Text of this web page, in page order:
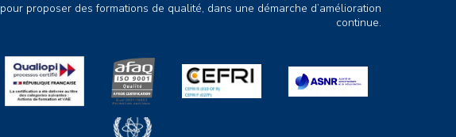
pour proposer des formations de qualité, dans une démarche d’amélioration
continue.